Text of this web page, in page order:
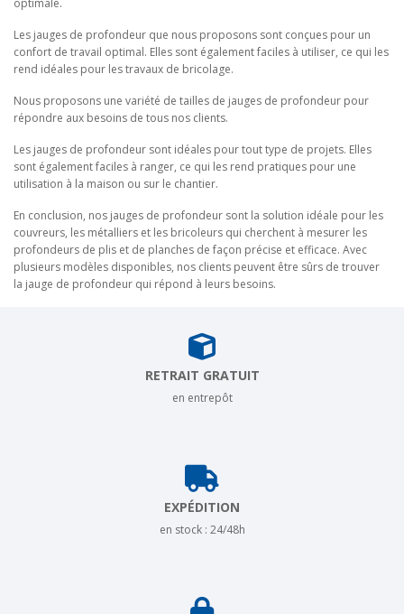
Les jauges de profondeur que nous proposons sont conçues pour un
confort de travail optimal. Elles sont également faciles à utiliser, ce qui les
rend idéales pour les travaux de bricolage.
Nous proposons une variété de tailles de jauges de profondeur pour
répondre aux besoins de tous nos clients.
Les jauges de profondeur sont idéales pour tout type de projets. Elles
sont également faciles à ranger, ce qui les rend pratiques pour une
utilisation à la maison ou sur le chantier.
En conclusion, nos jauges de profondeur sont la solution idéale pour les
couvreurs, les métalliers et les bricoleurs qui cherchent à mesurer les
profondeurs de plis et de planches de façon précise et efficace. Avec
plusieurs modèles disponibles, nos clients peuvent être sûrs de trouver
la jauge de profondeur qui répond à leurs besoins.
RETRAIT GRATUIT
en entrepôt
EXPÉDITION
en stock : 24/48h